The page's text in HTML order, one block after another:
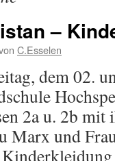
–
C.Esselen
dem 02.
2a u. 2b mit
Marx und